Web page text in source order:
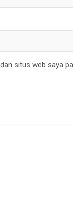
situs web saya